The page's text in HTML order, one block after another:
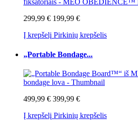
299,99 € 199,99 €
Į krepšelį Pirkinių krepšelis
„Portable Bondage...
499,99 € 399,99 €
Į krepšelį Pirkinių krepšelis